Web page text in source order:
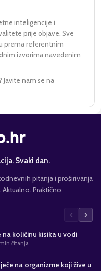
inteligencije i
prije objave. Sve
prema referentnim
izvorima navedenim
Javite nam se na
Svaki dan.
pitanja i proširivanja
Praktično.
‹ ›
količinu kisika u vodi
čitanja
na organizme koji žive u